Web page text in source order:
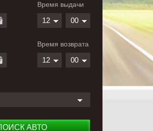
Время выдачи
12 00
Время возврата
12 00
АВТО